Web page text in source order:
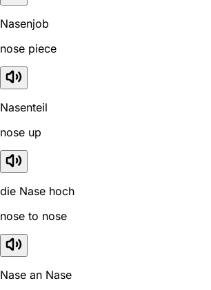
Nasenjob
nose piece
Nasenteil
nose up
die Nase hoch
nose to nose
Nase an Nase